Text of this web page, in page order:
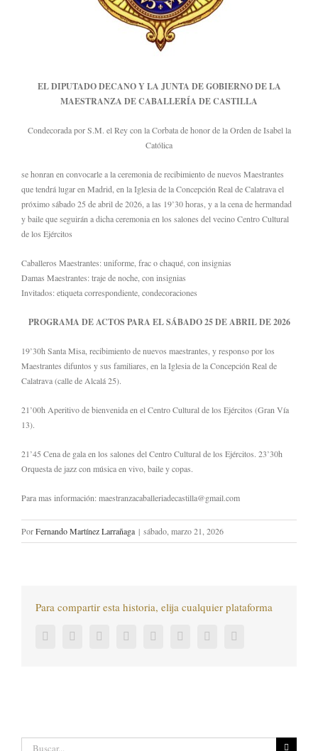
EL DIPUTADO DECANO Y LA JUNTA DE GOBIERNO DE LA
MAESTRANZA DE CABALLERÍA DE CASTILLA
Condecorada por S.M. el Rey con la Corbata de honor de la Orden de Isabel la
Católica
se honran en convocarle a la ceremonia de recibimiento de nuevos Maestrantes
que tendrá lugar en Madrid, en la Iglesia de la Concepción Real de Calatrava el
próximo sábado 25 de abril de 2026, a las 19’30 horas, y a la cena de hermandad
y baile que seguirán a dicha ceremonia en los salones del vecino Centro Cultural
de los Ejércitos
Caballeros Maestrantes: uniforme, frac o chaqué, con insignias
Damas Maestrantes: traje de noche, con insignias
Invitados: etiqueta correspondiente, condecoraciones
PROGRAMA DE ACTOS PARA EL SÁBADO 25 DE ABRIL DE 2026
19’30h Santa Misa, recibimiento de nuevos maestrantes, y responso por los
Maestrantes difuntos y sus familiares, en la Iglesia de la Concepción Real de
Calatrava (calle de Alcalá 25).
21’00h Aperitivo de bienvenida en el Centro Cultural de los Ejércitos (Gran Vía
13).
21’45 Cena de gala en los salones del Centro Cultural de los Ejércitos. 23’30h
Orquesta de jazz con música en vivo, baile y copas.
Para mas información: maestranzacaballeriadecastilla@gmail.com
PorFernando Martínez Larrañaga | sábado, marzo 21, 2026
Para compartir esta historia, elija cualquier plataforma
FacebookTwitter LinkedInReddit Tumblr Pinterest
Buscar: